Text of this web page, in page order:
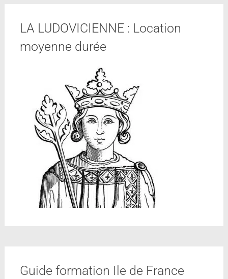
LA LUDOVICIENNE : Location
moyenne durée
Guide formation Ile de France